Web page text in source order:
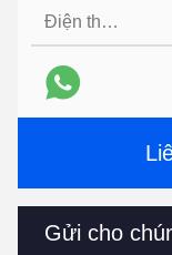
Điện thoại:
Gửi cho